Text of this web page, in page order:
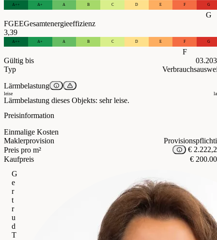
A++ A+ A B C D E F G
G
FGEEGesamtenergieeffizienz
3,39
A++ A+ A B C D E F G
F
Gültig bis
Typ
Lärmbelastung
leise
Lärmbelastung dieses Objekts: sehr leise.
Preisinformation
Einmalige Kosten
Maklerprovision
Preis pro m²
€
Kaufpreis
€
G
e
r
t
r
u
d
T